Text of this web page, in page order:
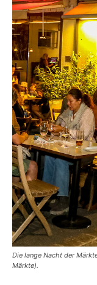
Die lange Nacht der
Märkte).